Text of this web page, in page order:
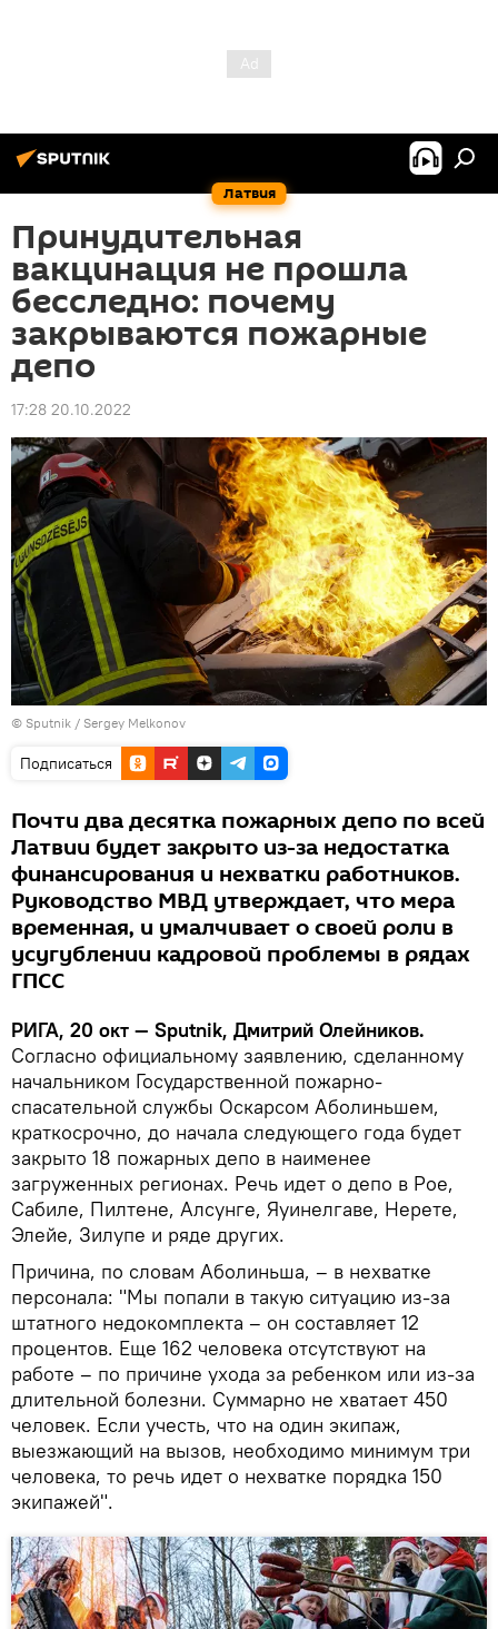
Латвия
Принудительная
вакцинация не прошла
бесследно: почему
закрываются пожарные
депо
17:28 20.10.2022
© Sputnik / Sergey Melkonov
Подписаться
Почти два десятка пожарных депо по всей
Латвии будет закрыто из-за недостатка
финансирования и нехватки работников.
Руководство МВД утверждает, что мера
временная, и умалчивает о своей роли в
усугублении кадровой проблемы в рядах
ГПСС
РИГА, 20 окт — Sputnik, Дмитрий Олейников.
Согласно официальному заявлению, сделанному
начальником Государственной пожарно-
спасательной службы Оскарсом Аболиньшем,
краткосрочно, до начала следующего года будет
закрыто 18 пожарных депо в наименее
загруженных регионах. Речь идет о депо в Рое,
Сабиле, Пилтене, Алсунге, Яуинелгаве, Нерете,
Элейе, Зилупе и ряде других.
Причина, по словам Аболиньша, – в нехватке
персонала: "Мы попали в такую ситуацию из-за
штатного недокомплекта – он составляет 12
процентов. Еще 162 человека отсутствуют на
работе – по причине ухода за ребенком или из-за
длительной болезни. Суммарно не хватает 450
человек. Если учесть, что на один экипаж,
выезжающий на вызов, необходимо минимум три
человека, то речь идет о нехватке порядка 150
экипажей".